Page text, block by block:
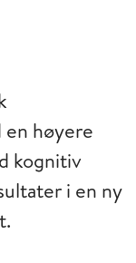
en høyere
kognitiv
i en ny